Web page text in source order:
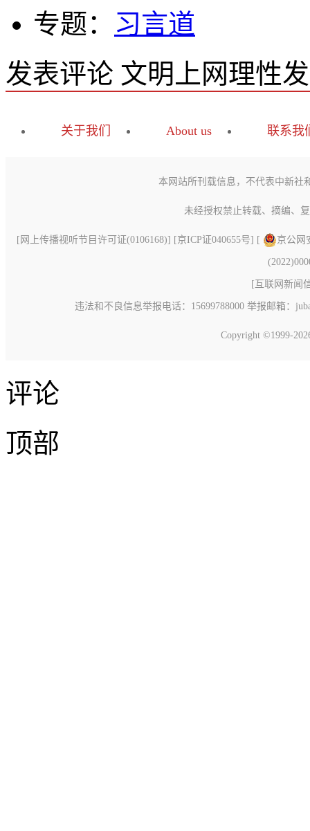
专题： 习言道
发表评论 文明上网理性
关于我们 About us 联系我
本网站所刊载信息，不代表中新社
未经授权禁止转载、摘编、
[ 网上传播视听节目许可证(0106168)] [京ICP证040655号] [ 京公网
[ 互联网新闻
违法和不良信息举报电话：15699788000 举报邮箱：
Copyright ©1999-
评论
顶部